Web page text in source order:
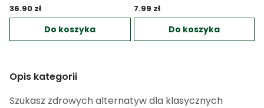
36.90 zł
Do koszyka
7.99 zł
Do koszyka
Opis kategorii
Szukasz zdrowych alternatyw dla klasycznych